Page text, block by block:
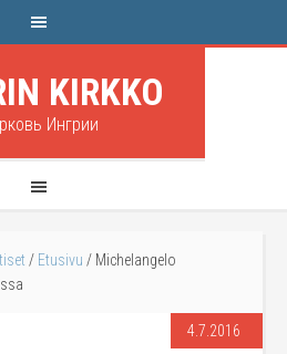
KIRKKO
Ингрии
/ Etusivu / Michelangelo
4.7.2016